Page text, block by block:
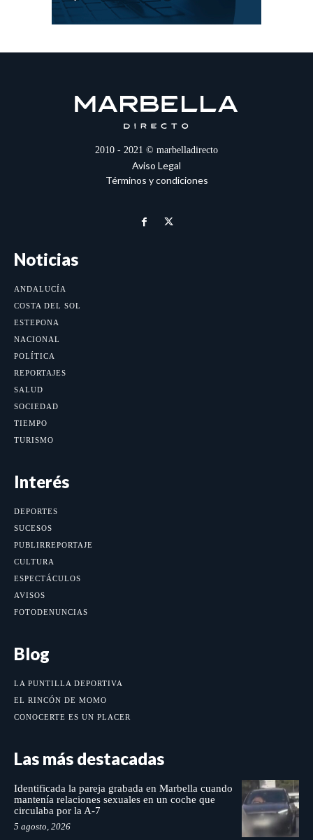
2010 - 2021 © marbelladirecto
Aviso Legal
Términos y condiciones
Noticias
ANDALUCÍA
COSTA DEL SOL
ESTEPONA
NACIONAL
POLÍTICA
REPORTAJES
SALUD
SOCIEDAD
TIEMPO
TURISMO
Interés
DEPORTES
SUCESOS
PUBLIRREPORTAJE
CULTURA
ESPECTÁCULOS
AVISOS
FOTODENUNCIAS
Blog
LA PUNTILLA DEPORTIVA
EL RINCÓN DE MOMO
CONOCERTE ES UN PLACER
Las más destacadas
Identificada la pareja grabada en Marbella cuando
mantenía relaciones sexuales en un coche que
circulaba por la A-7
5 agosto, 2026